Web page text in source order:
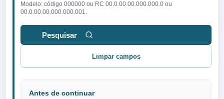
Modelo: código 000000 ou RC 00.0.00.00.000.000.0 ou
00.0.00.00.000.000.001.
Limpar campos
Antes de continuar